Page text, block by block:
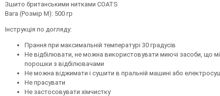
Зшито британськими нитками COATS
Вага (Розмір М): 500 гр
Інструкція по догляду:
Прання при максимальній температурі 30 градусів
Не відбілювати, не можна використовувати миючі засоби, що
порошки з відбілювачами
Не можна віджимати і сушити в пральній машині або
Не прасувати
Не застосовувати хімчистку